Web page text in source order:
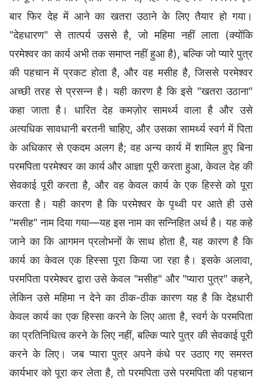
बार फिर देह में आने का खतरा उठाने के लिए तैयार हो गया।
"देहधारण" से तात्पर्य उससे है, जो महिमा नहीं लाता (क्योंकि
परमेश्वर का कार्य अभी तक समाप्त नहीं हुआ है), बल्कि जो प्यारे पुत्र
की पहचान में प्रकट होता है, और वह मसीह है, जिससे परमेश्वर
अच्छी तरह से प्रसन्न है। यही कारण है कि इसे "खतरा उठाना"
कहा जाता है। धारित देह कमज़ोर सामर्थ्य वाला है और उसे
अत्यधिक सावधानी बरतनी चाहिए, और उसका सामर्थ्य स्वर्ग में पिता
के अधिकार से एकदम अलग है; वह अन्य कार्य में शामिल हुए बिना
परमपिता परमेश्वर का कार्य और आज्ञा पूरी करता हुआ, केवल देह की
सेवकाई पूरी करता है, और वह केवल कार्य के एक हिस्से को पूरा
करता है। यही कारण है कि परमेश्वर के पृथ्वी पर आते ही उसे
"मसीह" नाम दिया गया—यह इस नाम का सन्निहित अर्थ है। यह कहे
जाने का कि आगमन प्रलोभनों के साथ होता है, यह कारण है कि
कार्य का केवल एक हिस्सा पूरा किया जा रहा है। इसके अलावा,
परमपिता परमेश्वर द्वारा उसे केवल "मसीह" और "प्यारा पुत्र" कहने,
लेकिन उसे महिमा न देने का ठीक-ठीक कारण यह है कि देहधारी
केवल कार्य का एक हिस्सा करने के लिए आता है, स्वर्ग के परमपिता
का प्रतिनिधित्व करने के लिए नहीं, बल्कि प्यारे पुत्र की सेवकाई पूरी
करने के लिए। जब प्यारा पुत्र अपने कंधे पर उठाए गए समस्त
कार्यभार को पूरा कर लेता है, तो परमपिता उसे परमपिता की पहचान